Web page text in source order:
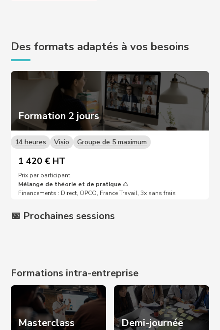
Des formats adaptés à vos besoins
Formation 2 jours
14 heures Visio Groupe de 5 maximum
1 420 € HT
Prix par participant
Mélange de théorie et de pratique⚖️
Financements : Direct, OPCO, France Travail, 3x sans frais
📅 Prochaines sessions
Formations intra-entreprise
Masterclass Demi-journée